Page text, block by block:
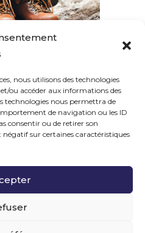
nous utilisons des technologies
ou accéder aux informations des
technologies nous permettra de
de navigation ou les ID
consentir ou de retirer son
sur certaines caractéristiques
DE CONFIDENTIALITÉ
©